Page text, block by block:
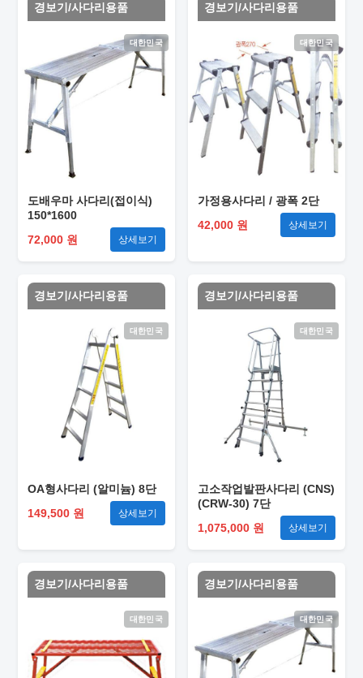
경보기/사다리용품
대한민국
도배우마 사다리(접이식)
150*1600
72,000 원
상세보기
경보기/사다리용품
대한민국
가정용사다리 / 광폭 2단
42,000 원
상세보기
경보기/사다리용품
대한민국
OA형사다리 (알미늄) 8단
149,500 원
상세보기
경보기/사다리용품
대한민국
고소작업발판사다리 (CNS)
(CRW-30) 7단
1,075,000 원
상세보기
경보기/사다리용품
대한민국
경보기/사다리용품
대한민국